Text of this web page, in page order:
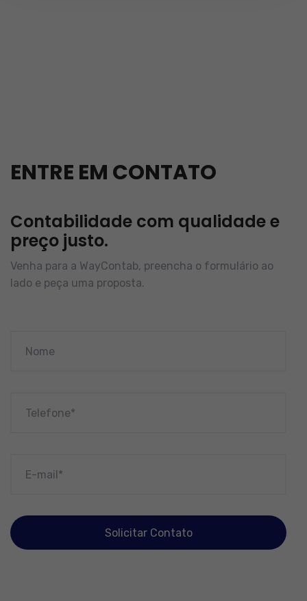
ENTRE EM CONTATO
Contabilidade com qualidade e
preço justo.
Venha para a WayContab, preencha o formulário ao
lado e peça uma proposta.